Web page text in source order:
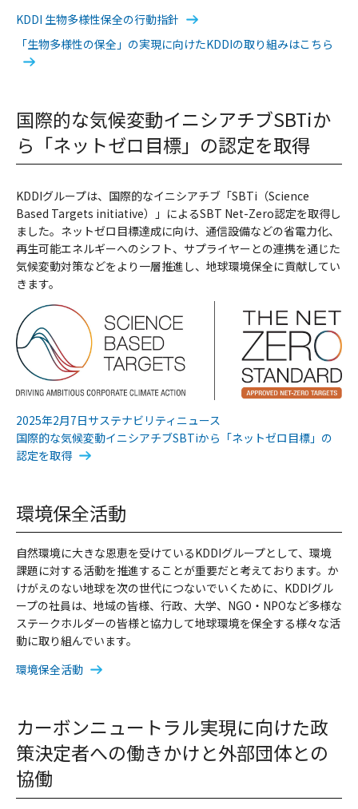
KDDI 生物多様性保全の行動指針
「生物多様性の保全」の実現に向けたKDDIの取り組みはこちら
国際的な気候変動イニシアチブSBTiか
ら「ネットゼロ目標」の認定を取得
KDDIグループは、国際的なイニシアチブ「SBTi（Science
Based Targets initiative）」によるSBT Net-Zero認定を取得し
ました。ネットゼロ目標達成に向け、通信設備などの省電力化、
再生可能エネルギーへのシフト、サプライヤーとの連携を通じた
気候変動対策などをより一層推進し、地球環境保全に貢献してい
きます。
2025年2月7日サステナビリティニュース
国際的な気候変動イニシアチブSBTiから「ネットゼロ目標」の
認定を取得
環境保全活動
自然環境に大きな恩恵を受けているKDDIグループとして、環境
課題に対する活動を推進することが重要だと考えております。か
けがえのない地球を次の世代につないでいくために、KDDIグル
ープの社員は、地域の皆様、行政、大学、NGO・NPOなど多様な
ステークホルダーの皆様と協力して地球環境を保全する様々な活
動に取り組んでいます。
環境保全活動
カーボンニュートラル実現に向けた政
策決定者への働きかけと外部団体との
協働